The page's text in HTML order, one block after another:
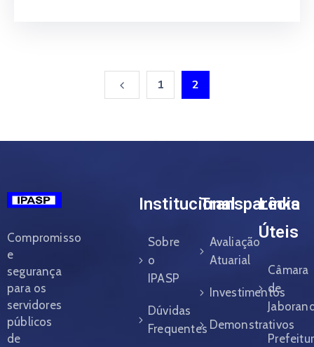
1 2
Compromisso
e
segurança
para os
servidores
públicos
de
Institucional
Sobre
o
IPASP
Dúvidas
Frequentes
Transparêcia
Avaliação
Atuarial
Investimentos
Demonstrativos
Links
Úteis
Câmara
de